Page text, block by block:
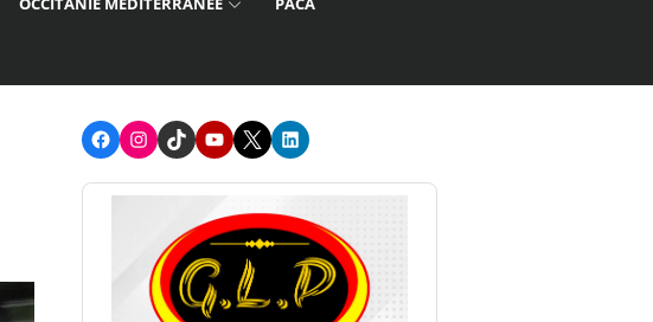
FacebookInstagram
TikTokYoutube
X LinkedIn